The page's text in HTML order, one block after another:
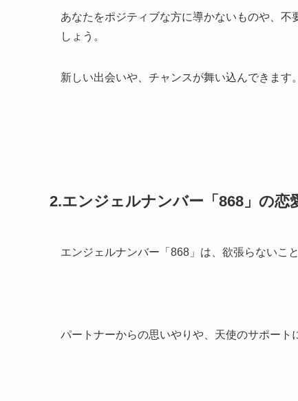
あなたをポジティブな方に導かないものや、
しょう。
新しい出会いや、チャンスが舞い込んできます。
2.エンジェルナンバー「868」の恋
エンジェルナンバー「868」は、欲張らないこ
パートナーからの思いやりや、天使のサポート